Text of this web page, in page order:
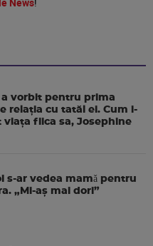
a vorbit pentru prima
relația cu tatăl ei. Cum i-
viața fiica sa, Josephine
s-ar vedea mamǎ pentru
„Mi-aș mai dori”